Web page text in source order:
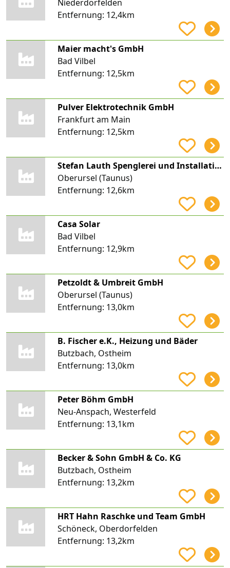
Niederdorfelden
Entfernung: 12,4km
Maier macht's GmbH
Bad Vilbel
Entfernung: 12,5km
Pulver Elektrotechnik GmbH
Frankfurt am Main
Entfernung: 12,5km
Stefan Lauth Spenglerei und Installation
Oberursel (Taunus)
Entfernung: 12,6km
Casa Solar
Bad Vilbel
Entfernung: 12,9km
Petzoldt & Umbreit GmbH
Oberursel (Taunus)
Entfernung: 13,0km
B. Fischer e.K., Heizung und Bäder
Butzbach, Ostheim
Entfernung: 13,0km
Peter Böhm GmbH
Neu-Anspach, Westerfeld
Entfernung: 13,1km
Becker & Sohn GmbH & Co. KG
Butzbach, Ostheim
Entfernung: 13,2km
HRT Hahn Raschke und Team GmbH
Schöneck, Oberdorfelden
Entfernung: 13,2km